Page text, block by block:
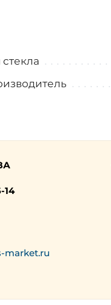
14
market.ru